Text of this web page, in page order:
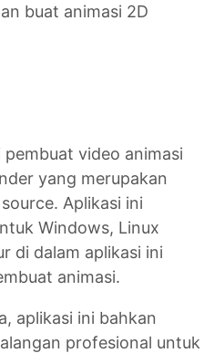
buat animasi 2D
video animasi
yang merupakan
Aplikasi ini
Windows, Linux
di dalam aplikasi ini
animasi.
aplikasi ini bahkan
profesional untuk